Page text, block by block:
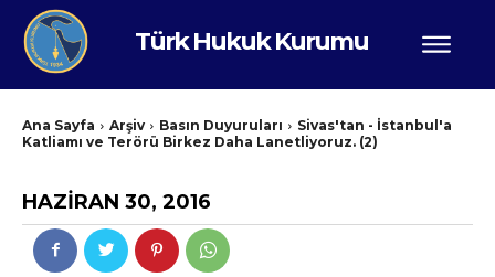
Türk Hukuk Kurumu
Ana Sayfa Arşiv Basın Duyuruları
Sivas'tan - İstanbul'a
Katliamı ve Terörü Birkez Daha Lanetliyoruz. (2)
HAZIRAN 30, 2016